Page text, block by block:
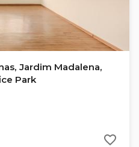
Jardim Madalena,
Park